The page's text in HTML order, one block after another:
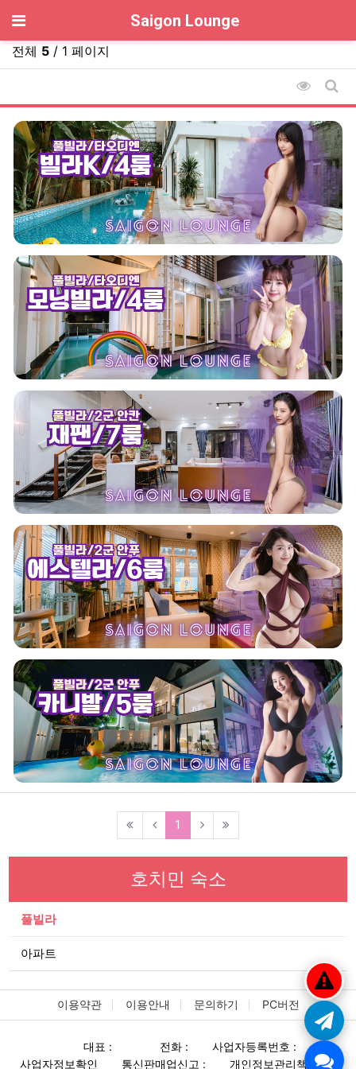
Saigon Lounge
전체 5 / 1 페이지
조회순
게
1 (current)
호치민 숙소
풀빌라
아파트
이용약관 이용안내 문의하기 PC버전
대표 : 전화 :
사업자등록번호 :
사업자정보확인
통신판매업신고 : 개인정보관리책임자 :